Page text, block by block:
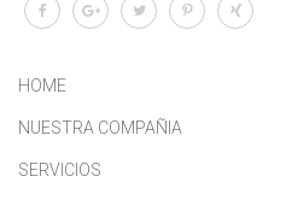
HOME
NUESTRA COMPAÑIA
SERVICIOS